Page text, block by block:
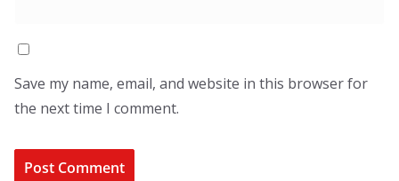
Save my name, email, and website in this browser for
the next time I comment.